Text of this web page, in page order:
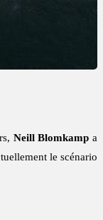
Neill Blomkamp a
le scénario